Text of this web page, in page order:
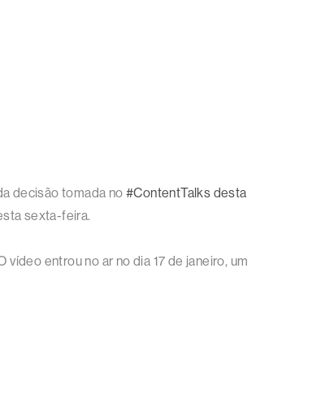
decisão tomada no#ContentTalks desta
sexta-feira.
entrou no ar no dia 17 de janeiro, um